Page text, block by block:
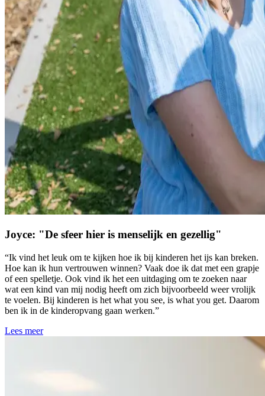
Joyce: "De sfeer hier is menselijk en gezellig"
“Ik vind het leuk om te kijken hoe ik bij kinderen het ijs kan breken.
Hoe kan ik hun vertrouwen winnen? Vaak doe ik dat met een grapje
of een spelletje. Ook vind ik het een uitdaging om te zoeken naar
wat een kind van mij nodig heeft om zich bijvoorbeeld weer vrolijk
te voelen. Bij kinderen is het what you see, is what you get. Daarom
ben ik in de kinderopvang gaan werken.”
Lees meer